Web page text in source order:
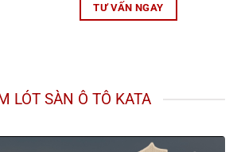
TƯ VẤN NGAY
LÓT SÀN Ô TÔ KATA